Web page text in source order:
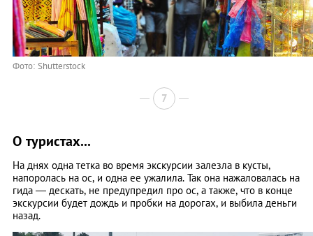
Фото: Shutterstock
7
О туристах...
На днях одна тетка во время экскурсии залезла в кусты,
напоролась на ос, и одна ее ужалила. Так она нажаловалась на
гида — дескать, не предупредил про ос, а также, что в конце
экскурсии будет дождь и пробки на дорогах, и выбила деньги
назад.